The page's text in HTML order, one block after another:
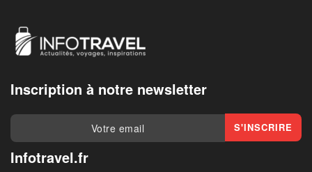
Inscription à notre newsletter
Infotravel.fr